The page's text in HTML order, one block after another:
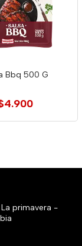
Bbq 500 G
primavera -